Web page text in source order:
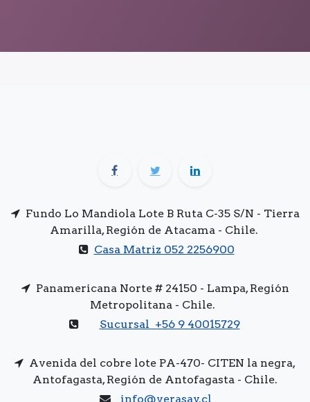
Fundo Lo Mandiola Lote B Ruta C-35 S/N - Tierra
Amarilla, Región de Atacama - Chile.
Casa Matriz 052 2256900
Panamericana Norte # 24150 - Lampa, Región
Metropolitana - Chile.
Sucursal +56 9 40015729
Avenida del cobre lote PA-470- CITEN la negra,
Antofagasta, Región de Antofagasta - Chile.
info@verasay.cl